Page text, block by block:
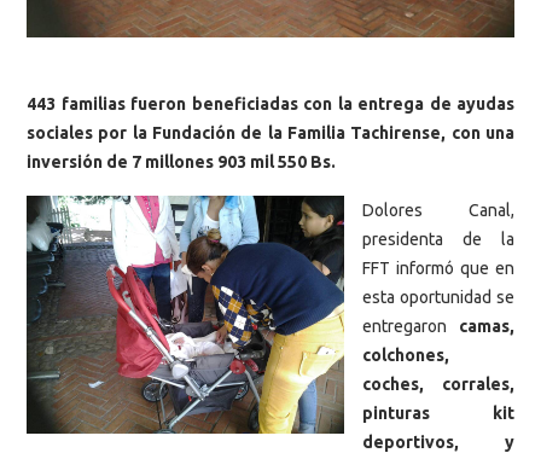
443 familias fueron beneficiadas con la entrega de ayudas
sociales por la Fundación de la Familia Tachirense, con una
inversión de 7 millones 903 mil 550 Bs.
Dolores Canal,
presidenta de la
FFT informó que en
esta oportunidad se
entregaron camas,
colchones,
coches, corrales,
pinturas kit
deportivos, y